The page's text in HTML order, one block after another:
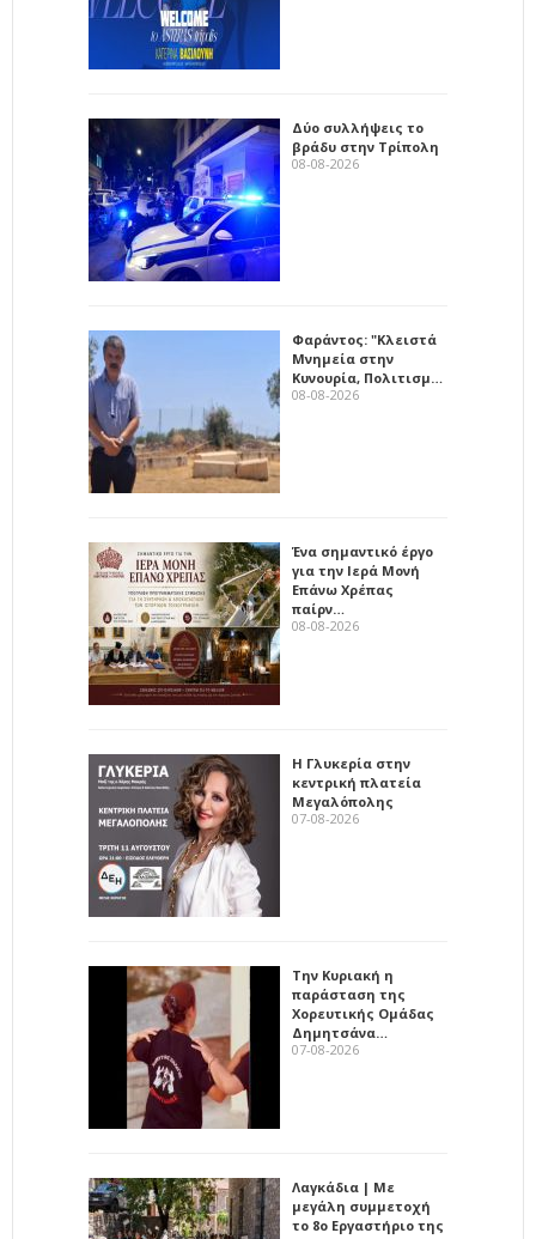
Δύο συλλήψεις το
βράδυ στην Τρίπολη
08-08-2026
Φαράντος: "Κλειστά
Μνημεία στην
Κυνουρία, Πολιτισμ…
08-08-2026
Ένα σημαντικό έργο
για την Ιερά Μονή
Επάνω Χρέπας
παίρν…
08-08-2026
Η Γλυκερία στην
κεντρική πλατεία
Μεγαλόπολης
07-08-2026
Την Κυριακή η
παράσταση της
Χορευτικής Ομάδας
Δημητσάνα…
07-08-2026
Λαγκάδια | Με
μεγάλη συμμετοχή
το 8ο Εργαστήριο της